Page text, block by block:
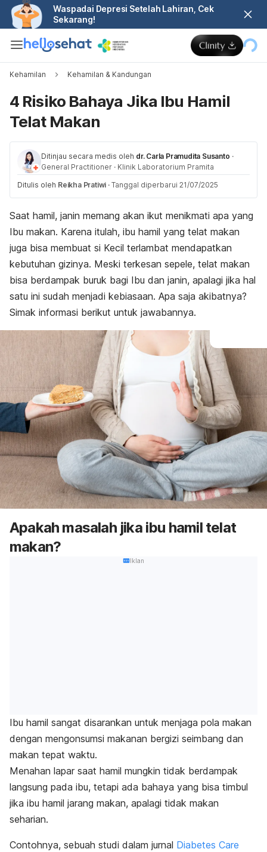
Waspadai Depresi Setelah Lahiran, Cek
Sekarang!
Kehamilan Kehamilan & Kandungan
4 Risiko Bahaya Jika Ibu Hamil
Telat Makan
Ditinjau secara medis oleh dr. Carla Pramudita Susanto ·
General Practitioner · Klinik Laboratorium Pramita
Ditulis oleh Reikha Pratiwi · Tanggal diperbarui 21/07/2025
Saat hamil, janin memang akan ikut menikmati apa yang
Ibu makan. Karena itulah, ibu hamil yang telat makan
juga bisa membuat si Kecil terlambat mendapatkan
kebutuhan gizinya. Meski terkesan sepele, telat makan
bisa berdampak buruk bagi Ibu dan janin, apalagi jika hal
satu ini sudah menjadi kebiasaan. Apa saja akibatnya?
Simak informasi berikut untuk jawabannya.
Apakah masalah jika ibu hamil telat
makan?
Iklan
Ibu hamil sangat disarankan untuk menjaga pola makan
dengan mengonsumsi makanan bergizi seimbang dan
makan tepat waktu.
Menahan lapar saat hamil mungkin tidak berdampak
langsung pada ibu, tetapi ada bahaya yang bisa timbul
jika ibu hamil jarang makan, apalagi tidak makan
seharian.
Contohnya, sebuah studi dalam jurnal Diabetes Care